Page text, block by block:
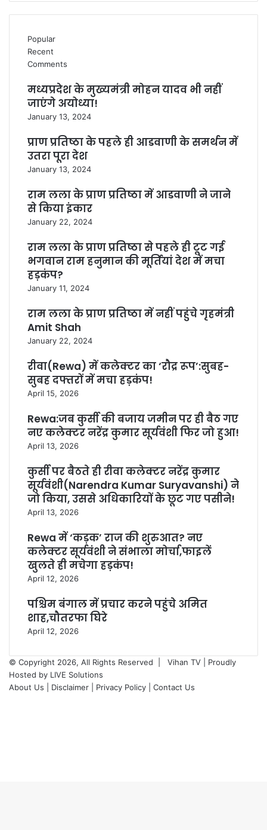
Popular
Recent
Comments
मध्यप्रदेश के मुख्यमंत्री मोहन यादव भी नहीं
जाएंगे अयोध्या!
January 13, 2024
प्राण प्रतिष्ठा के पहले ही आडवाणी के समर्थन में
उतरा पूरा देश
January 13, 2024
राम लला के प्राण प्रतिष्ठा में आडवाणी ने जाने
से किया इंकार
January 22, 2024
राम लला के प्राण प्रतिष्ठा से पहले ही टूट गई
भगवान राम हनुमान की मूर्तियां देश में मचा
हड़कंप?
January 11, 2024
राम लला के प्राण प्रतिष्ठा में नहीं पहुंचे गृहमंत्री
Amit Shah
January 22, 2024
रीवा(Rewa) में कलेक्टर का ‘रौद्र रूप’:सुबह-
सुबह दफ्तरों में मचा हड़कंप!
April 15, 2026
Rewa:जब कुर्सी की बजाय जमीन पर ही बैठ गए
नए कलेक्टर नरेंद्र कुमार सूर्यवंशी फिर जो हुआ!
April 13, 2026
कुर्सी पर बैठते ही रीवा कलेक्टर नरेंद्र कुमार
सूर्यवंशी(Narendra Kumar Suryavanshi) ने
जो किया, उससे अधिकारियों के छूट गए पसीने!
April 13, 2026
Rewa में ‘कड़क’ राज की शुरुआत? नए
कलेक्टर सूर्यवंशी ने संभाला मोर्चा,फाइलें
खुलते ही मचेगा हड़कंप!
April 12, 2026
पश्चिम बंगाल में प्रचार करने पहुंचे अमित
शाह,चौतरफा घिरे
April 12, 2026
© Copyright 2026, All Rights Reserved | Vihan TV | Proudly
Hosted by LIVE Solutions
About Us |
Disclaimer | Privacy Policy |
Contact Us